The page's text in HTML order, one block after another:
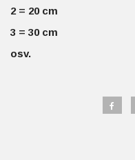
2 = 20 cm
3 = 30 cm
osv.